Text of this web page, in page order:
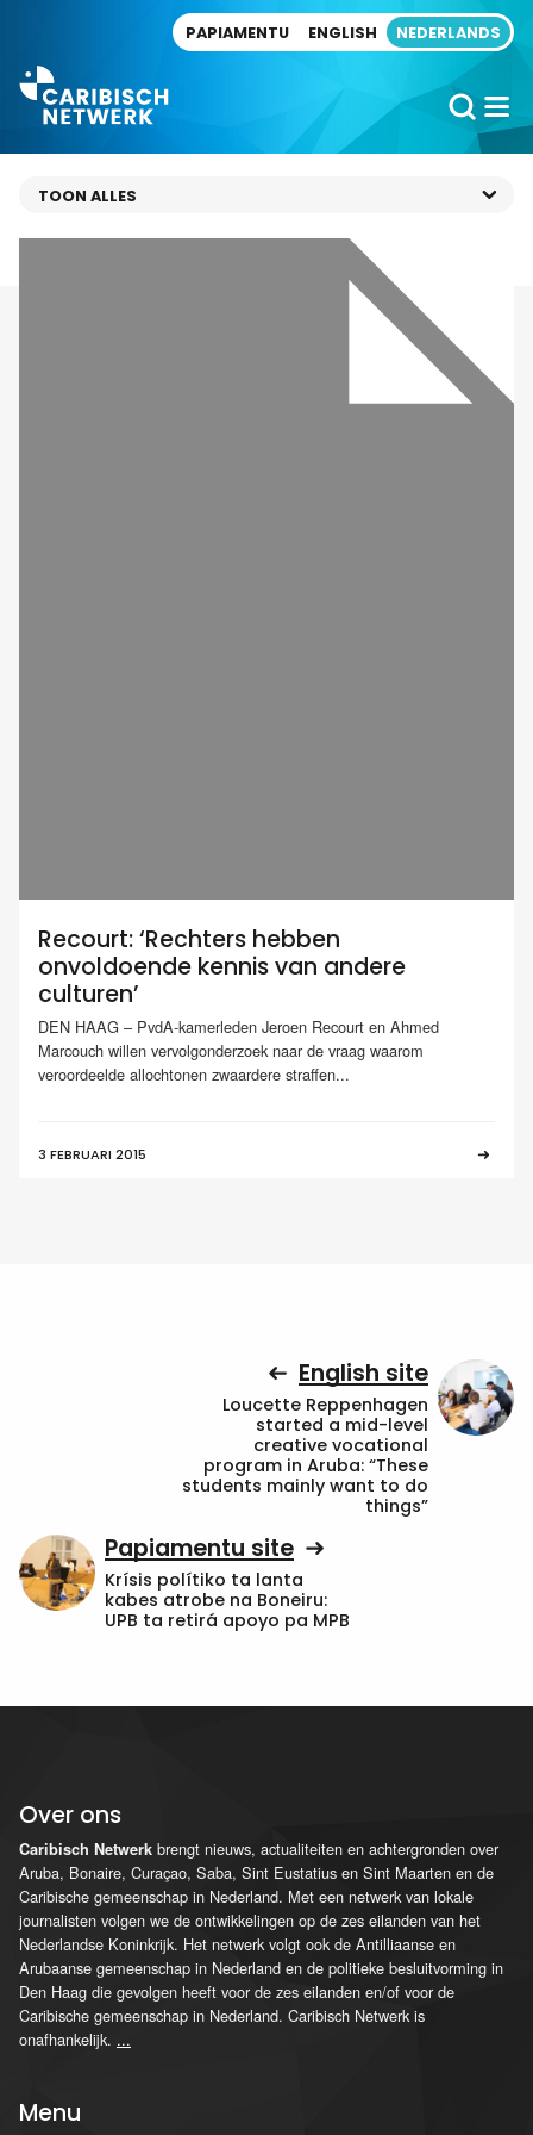
PAPIAMENTU ENGLISH NEDERLANDS
Recourt: ‘Rechters hebben
onvoldoende kennis van andere
culturen’
DEN HAAG – PvdA-kamerleden Jeroen Recourt en Ahmed
Marcouch willen vervolgonderzoek naar de vraag waarom
veroordeelde allochtonen zwaardere straffen...
3 FEBRUARI 2015
English site
Loucette Reppenhagen
started a mid-level
creative vocational
program in Aruba: “These
students mainly want to do
things”
Papiamentu site
Krísis polítiko ta lanta
kabes atrobe na Boneiru:
UPB ta retirá apoyo pa MPB
Over ons
Caribisch Netwerk brengt nieuws, actualiteiten en achtergronden over
Aruba, Bonaire, Curaçao, Saba, Sint Eustatius en Sint Maarten en de
Caribische gemeenschap in Nederland. Met een netwerk van lokale
journalisten volgen we de ontwikkelingen op de zes eilanden van het
Nederlandse Koninkrijk. Het netwerk volgt ook de Antilliaanse en
Arubaanse gemeenschap in Nederland en de politieke besluitvorming in
Den Haag die gevolgen heeft voor de zes eilanden en/of voor de
Caribische gemeenschap in Nederland. Caribisch Netwerk is
onafhankelijk. ...
Menu